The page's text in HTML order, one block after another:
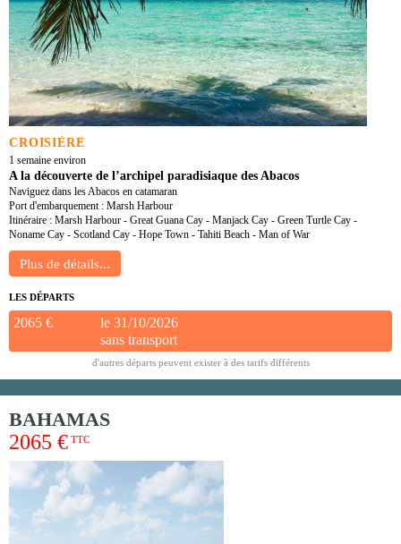
CROISIÈRE
1 semaine environ
A la découverte de l’archipel paradisiaque des Abacos
Naviguez dans les Abacos en catamaran
Port d'embarquement : Marsh Harbour
Itinéraire : Marsh Harbour - Great Guana Cay - Manjack Cay - Green Turtle Cay -
Noname Cay - Scotland Cay - Hope Town - Tahiti Beach - Man of War
LES DÉPARTS
2065 €
le 31/10/2026
sans transport
d'autres départs peuvent exister à des tarifs différents
BAHAMAS
2065 € TTC